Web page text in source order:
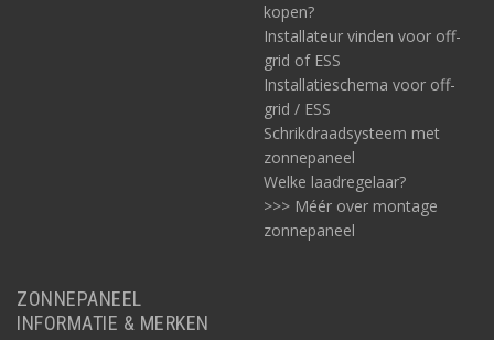
kopen?
Installateur vinden voor off-
grid of ESS
Installatieschema voor off-
grid / ESS
Schrikdraadsysteem met
zonnepaneel
Welke laadregelaar?
>>> Méér over montage
zonnepaneel
ZONNEPANEEL
INFORMATIE & MERKEN